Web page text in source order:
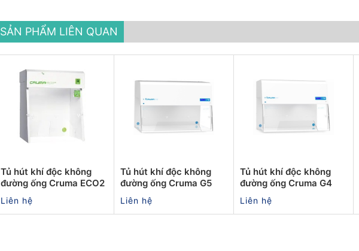
SẢN PHẨM LIÊN QUAN
Tủ hút khí độc không
đường ống Cruma ECO2
Liên hệ
Tủ hút khí độc không
đường ống Cruma G5
Liên hệ
Tủ hút khí độc không
đường ống Cruma G4
Liên hệ